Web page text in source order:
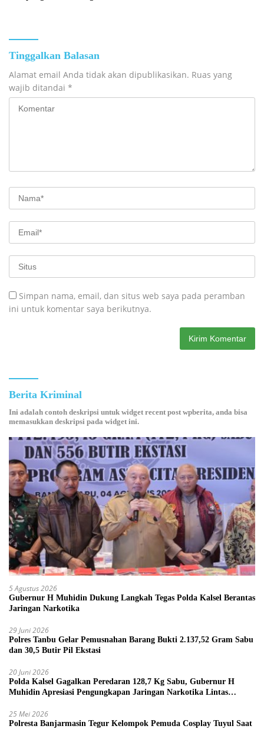
Tinggalkan Balasan
Alamat email Anda tidak akan dipublikasikan. Ruas yang
wajib ditandai *
Simpan nama, email, dan situs web saya pada peramban
ini untuk komentar saya berikutnya.
Berita Kriminal
Ini adalah contoh deskripsi untuk widget recent post wpberita, anda bisa
memasukkan deskripsi pada widget ini.
5 Agustus 2026
Gubernur H Muhidin Dukung Langkah Tegas Polda Kalsel Berantas
Jaringan Narkotika
29 Juni 2026
Polres Tanbu Gelar Pemusnahan Barang Bukti 2.137,52 Gram Sabu
dan 30,5 Butir Pil Ekstasi
20 Juni 2026
Polda Kalsel Gagalkan Peredaran 128,7 Kg Sabu, Gubernur H
Muhidin Apresiasi Pengungkapan Jaringan Narkotika Lintas
25 Mei 2026
Polresta Banjarmasin Tegur Kelompok Pemuda Cosplay Tuyul Saat